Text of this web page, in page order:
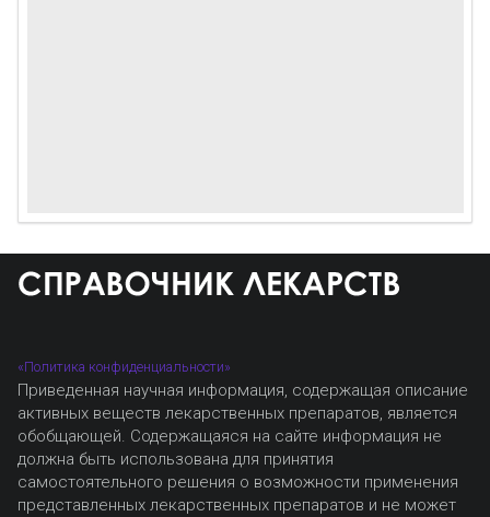
«Политика конфиденциальности»
Приведенная научная информация, содержащая описание
активных веществ лекарственных препаратов, является
обобщающей. Содержащаяся на сайте информация не
должна быть использована для принятия
самостоятельного решения о возможности применения
представленных лекарственных препаратов и не может